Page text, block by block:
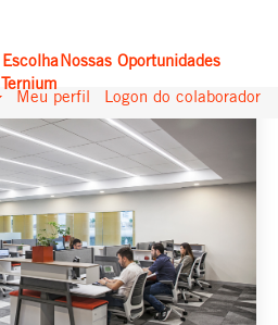
Meu perfil Logon do colaborador
Escolha
Ternium
Nossas Oportunidades